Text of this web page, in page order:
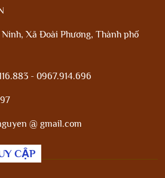
Xã Đoài Phương, Thành phố
- 0967.914.696
@ gmail.com
CẬP